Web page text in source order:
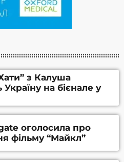
з Калуша
на бієнале у
оголосила про
фільму “Майкл”